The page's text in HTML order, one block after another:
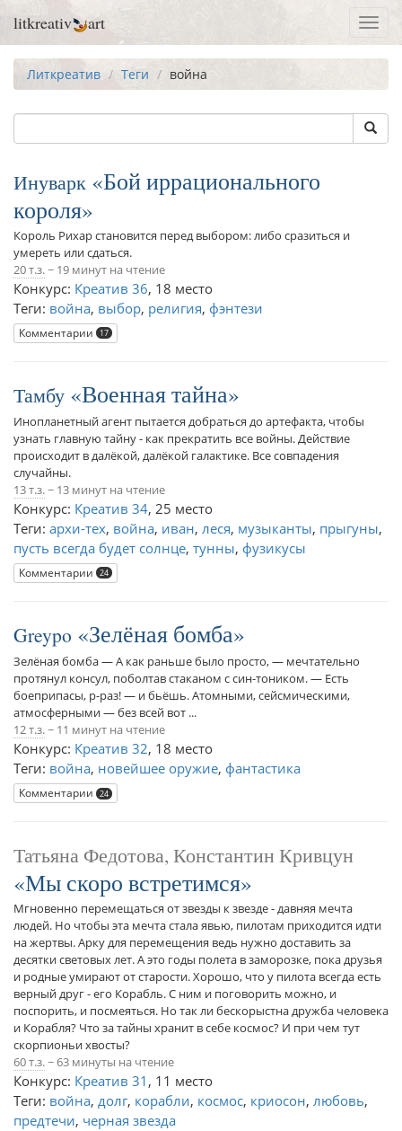
litkreativ art
Литкреатив Теги война
Инуварк
Бой иррационального
короля
Король Рихар становится перед выбором: либо сразиться и
умереть или сдаться.
20 т.з.~ 19 минут на чтение
Конкурс: Креатив 36, 18 место
Теги: война, выбор, религия, фэнтези
Комментарии 17
Тамбу Военная тайна
Инопланетный агент пытается добраться до артефакта, чтобы
узнать главную тайну - как прекратить все войны. Действие
происходит в далёкой, далёкой галактике. Все совпадения
случайны.
13 т.з.~ 13 минут на чтение
Конкурс: Креатив 34, 25 место
Теги: архи-тех, война, иван, леся, музыканты, прыгуны,
пусть всегда будет солнце, тунны, фузикусы
Комментарии 24
Greypo Зелёная бомба
Зелёная бомба — А как раньше было просто, — мечтательно
протянул консул, поболтав стаканом с син-тоником. — Есть
боеприпасы, р-раз! — и бьёшь. Атомными, сейсмическими,
атмосферными — без всей вот ...
12 т.з.~ 11 минут на чтение
Конкурс: Креатив 32, 18 место
Теги: война, новейшее оружие, фантастика
Комментарии 24
Татьяна Федотова, Константин Кривцун
Мы скоро встретимся
Мгновенно перемещаться от звезды к звезде - давняя мечта
людей. Но чтобы эта мечта стала явью, пилотам приходится идти
на жертвы. Арку для перемещения ведь нужно доставить за
десятки световых лет. А это годы полета в заморозке, пока друзья
и родные умирают от старости. Хорошо, что у пилота всегда есть
верный друг - его Корабль. С ним и поговорить можно, и
поспорить, и посмеяться. Но так ли бескорыстна дружба человека
и Корабля? Что за тайны хранит в себе космос? И при чем тут
скорпионьи хвосты?
60 т.з.~ 63 минуты на чтение
Конкурс: Креатив 31 , 11 место
Теги: война, долг, корабли, космос, криосон, любовь,
предтечи, черная звезда